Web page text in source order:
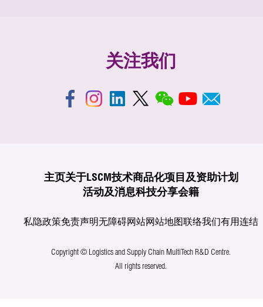
关注我们
主页关于LSCM技术商品化项目及资助计划
活动及消息科技分享会籍
私隐政策免责声明无障碍网站网站地图联络我们有用连结
Copyright © Logistics and Supply Chain MultiTech R&D Centre.
All rights reserved.